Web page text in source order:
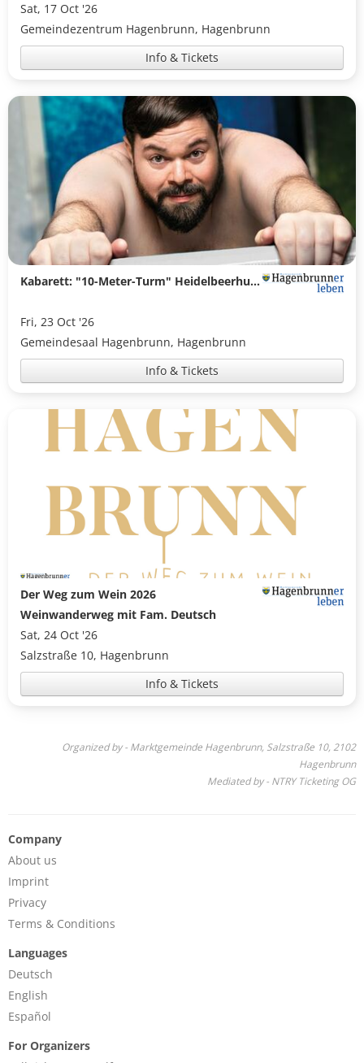
Sat, 17 Oct '26
Gemeindezentrum Hagenbrunn, Hagenbrunn
Info & Tickets
Kabarett: "10-Meter-Turm" Heidelbeerhugo
Fri, 23 Oct '26
Gemeindesaal Hagenbrunn, Hagenbrunn
Info & Tickets
Der Weg zum Wein 2026
Weinwanderweg mit Fam. Deutsch
Sat, 24 Oct '26
Salzstraße 10, Hagenbrunn
Info & Tickets
Organized by - Marktgemeinde Hagenbrunn, Salzstraße 10, 2102
Hagenbrunn
Mediated by - NTRY Ticketing OG
Company
About us
Imprint
Privacy
Terms & Conditions
Languages
Deutsch
English
Español
For Organizers